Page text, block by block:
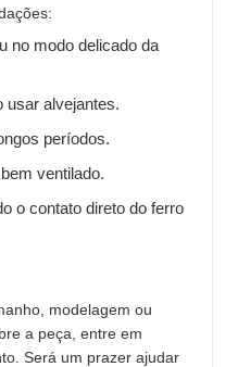
no modo delicado da
usar alvejantes.
períodos.
ventilado.
o contato direto do ferro
modelagem ou
a peça, entre em
Será um prazer ajudar